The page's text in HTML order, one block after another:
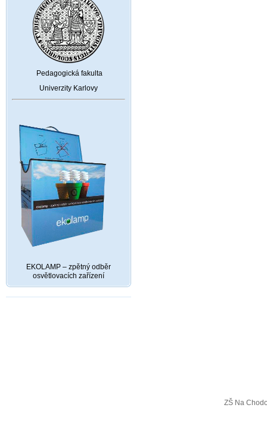
Pedagogická fakulta
Univerzity Karlovy
EKOLAMP – zpětný odběr
osvětlovacích zařízení
ZŠ Na